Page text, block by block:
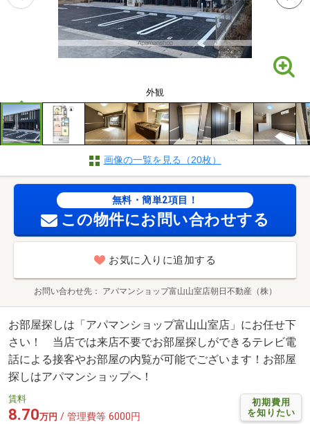
外観
画像の一覧を見る（20枚）
無料・簡単2項目！
この物件にお問い合わせする
お気に入りに追加する
お問い合わせ先 アパマンショップ富山山室店朝日不動産（株）
お部屋探しは「アパマンショップ富山山室店」にお任せ下
さい！ 当店では来店不要でお部屋探しができるテレビ電
話による接客やお部屋の内覧が可能でございます！お部屋
探しはアパマンショップへ！
初期費用
を知りたい
賃料
8.70万円 / 管理費等 6000円